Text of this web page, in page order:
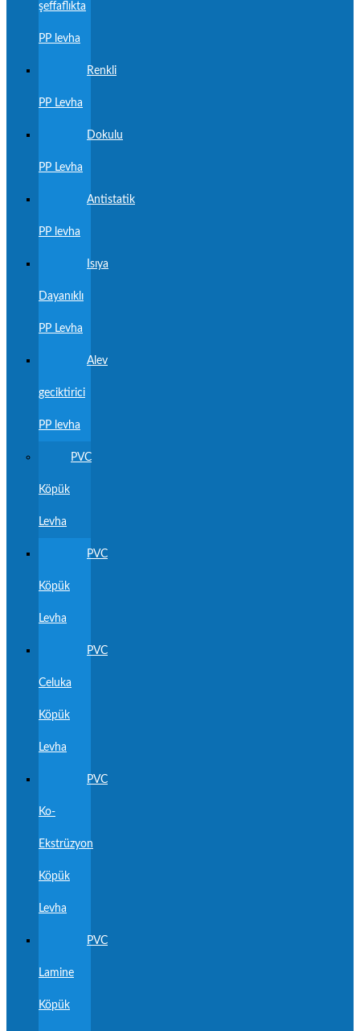
şeffaflıkta
PP levha
Renkli
PP Levha
Dokulu
PP Levha
Antistatik
PP levha
Isıya
Dayanıklı
PP Levha
Alev
geciktirici
PP levha
PVC
Köpük
Levha
PVC
Köpük
Levha
PVC
Celuka
Köpük
Levha
PVC
Ko-
Ekstrüzyon
Köpük
Levha
PVC
Lamine
Köpük